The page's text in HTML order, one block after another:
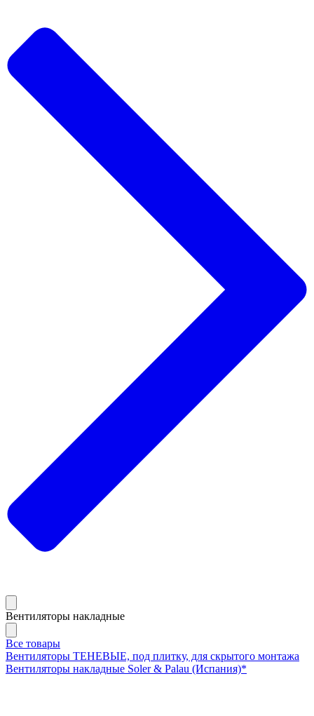
Вентиляторы накладные
Все товары
Вентиляторы ТЕНЕВЫЕ, под плитку, для скрытого монтажа
Вентиляторы накладные Soler & Palau (Испания)*